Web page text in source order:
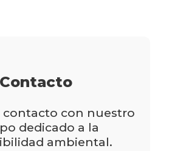
Contacto
contacto con nuestro
dedicado a la
ambiental.